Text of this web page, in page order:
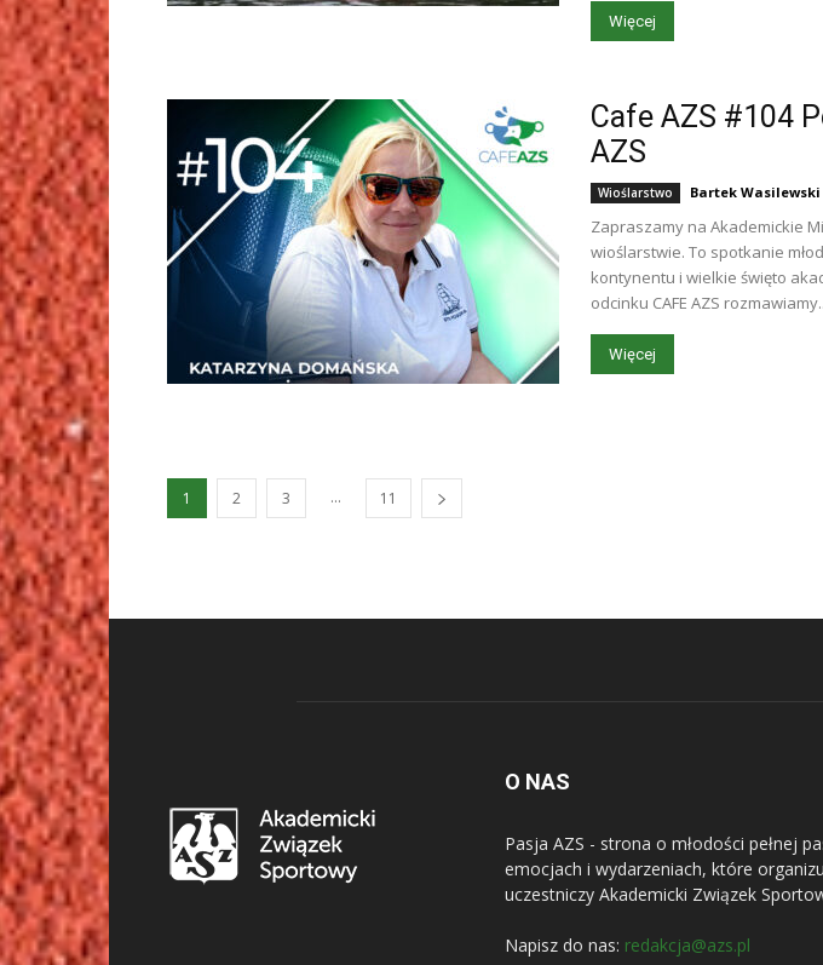
Więcej
Cafe AZS #104
AZS
Wioślarstwo Bartek Wasilewski
Zapraszamy na Akademickie
wioślarstwie. To spotkanie
kontynentu i wielkie święto
odcinku CAFE AZS
Więcej
1 2 3 ... 11
O NAS
Pasja AZS - strona o młodości pełnej
emocjach i wydarzeniach, które
uczestniczy Akademicki Związek
Napisz do nas: redakcja@azs.pl